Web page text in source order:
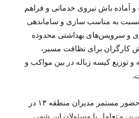
آماده باش نیروی خدماتی و فراهم
به مناسب سازی و ساماندهی
و سرویس‌های بهداشتی محدوده
کارگران برای نظافت مسیر،
و توزیع کیسه زباله در بین مواکب و
وی افزود: علاوه بر حضور مستمر مدیران منطقه ۱۳ در
و تعامل با مسئولان این شهر،